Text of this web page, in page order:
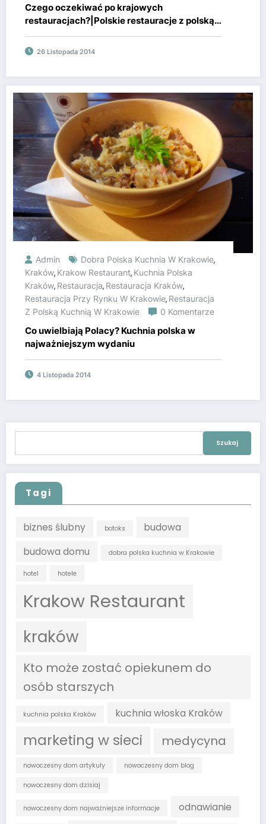
Czego oczekiwać po krajowych
restauracjach?|Polskie restauracje z polską
kuchnią|Jedzenie w krajowych
restauracjach}
26 Listopada 2014
Admin Dobra Polska Kuchnia W Krakowie,
Kraków, Krakow Restaurant, Kuchnia Polska
Kraków, Restauracja, Restauracja Kraków,
Restauracja Przy Rynku W Krakowie, Restauracja
Z Polską Kuchnią W Krakowie
0 Komentarze
Co uwielbiają Polacy? Kuchnia polska w
najważniejszym wydaniu
4 Listopada 2014
Tagi
biznes ślubny botoks
budowa
budowa domu
dobra polska kuchnia w Krakowie
hotel hotele
Krakow Restaurant
kraków
Kto może zostać opiekunem do
osób starszych
kuchnia polska Kraków kuchnia włoska Kraków
marketing w sieci medycyna
nowoczesny dom artykuły nowoczesny dom blog
nowoczesny dom dzisiaj
nowoczesny dom najważniejsze informacje odnawianie